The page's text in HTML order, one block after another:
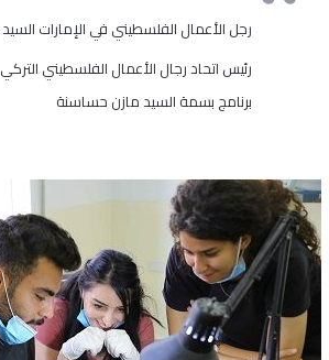
رجل الأعمال الفلسطيني في الإمارات
رئيس اتحاد رجال الأعمال الفلسطيني
برنامج بسمة السيد مازن حساسنة